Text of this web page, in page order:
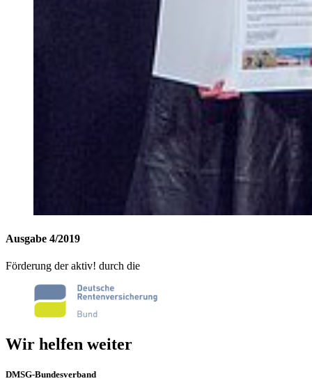
Ausgabe 4/2019
Förderung der aktiv! durch die
Wir helfen weiter
DMSG-Bundesverband